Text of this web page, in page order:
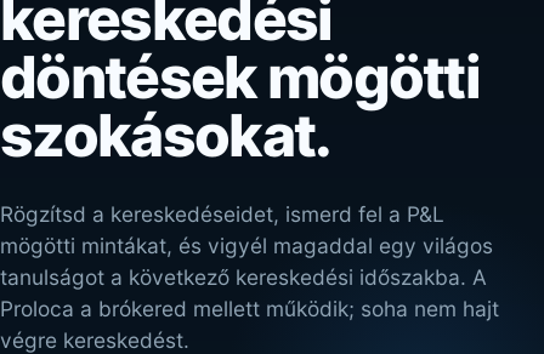
kereskedési
döntések mögötti
szokásokat.
Rögzítsd a kereskedéseidet, ismerd fel a P&L
mögötti mintákat, és vigyél magaddal egy világos
tanulságot a következő kereskedési időszakba. A
Proloca a brókered mellett működik; soha nem hajt
végre kereskedést.